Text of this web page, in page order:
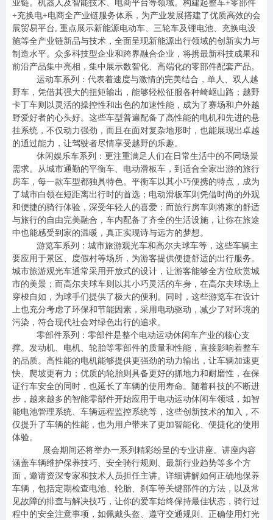
业链。机器人及智能技术、电商平台等领域。构建起整车+零部件
+充换电+电商全产业链服务体系，为产业发展搭建了优质高效的会
展贸易平台, 重点展示新能源电动车、三轮车及锂电池、充换电设
施等全产业链新品与技术，全面呈现新能源出行领域的创新实力与
制造水平。众多科技型企业和跨界融合企业，将携最新科技成果和
前沿产品集中亮相，集中展示数智化、高端化的零部件配套产品。
运动车系列：代表着速度与激情的完美结合，单人、双人越
野车，凭借其强大的扭矩输出，能够轻松征服各种崎岖山路；越野
卡丁车则以灵活的操控性和出色的加速性能，成为了赛场和户外越
野爱好者的心头好。这些车型普遍配备了高性能的电机和先进的悬
挂系统，不仅动力强劲，而且在面对复杂地形时，也能展现出卓越
的通过能力，让驾驶者尽情享受越野的乐趣。
休闲娱乐车系列：更注重满足人们在日常生活中的不同场景
需求。从城市通勤的平衡车、电动滑板车，到适合全家出游的旅行
房车，每一款车型都独具特色。平衡车以其小巧便携的特点，成为
了城市白领在短距离出行时的首选；电动滑板车则凭借时尚的外观
和便捷的骑行体验，深受年轻人的喜爱；而旅行房车则将家的舒适
与旅行的自由完美融合，车内配备了齐全的生活设施，让你在旅途
中也能感受到家的温暖，真正实现诗与远方的梦想。
游览车系列：城市旅游观光车和高尔夫球车等，这些车辆主
要应用于景区、度假村等场所，为游客提供便捷舒适的出行服务。
城市旅游观光车通常采用开放式的设计，让游客能够全方位欣赏城
市的美景；而高尔夫球车则以其小巧灵活的车身，在高尔夫球场上
穿梭自如，为球手们提供了极大的便利。同时，这些游览车在设计
上也充分考虑了环保和节能因素，采用电动驱动，减少了对环境的
污染，符合现代社会对绿色出行的追求。
零部件系列：零部件是整个电动运动休闲车产业的核心支
撑。发动机、电机、轮胎等零部件的质量和性能，直接影响着整车
的品质。高性能的电机能够提供更强劲的动力输出，让车辆加速更
快、爬坡更有力；优质的轮胎则具备更好的抓地力和耐磨性，在保
证行车安全的同时，也延长了车辆的使用寿命。随着科技的不断进
步，越来越多的智能零部件开始应用于电动运动休闲车领域，如智
能电池管理系统、车辆远程监控系统等，这些创新技术的加入，不
仅提升了车辆的性能，也为用户带来了更加智能化、便捷化的使用
体验。
展会期间还将举办一系列精彩纷呈的专业讲座。讲座内容
涵盖车辆维护保养技巧、安全骑行规则、最新行业趋势等多个方
面，邀请资深专家和技术人员担任主讲。详细讲解如何正确地保养
车辆，包括定期检查电池、轮胎、刹车等关键部件的方法，以及常
见故障的排查与解决技巧，让你的爱车始终保持最佳状态，骑行过
程中的安全注意事项，如佩戴头盔、遵守交通规则、正确使用灯光